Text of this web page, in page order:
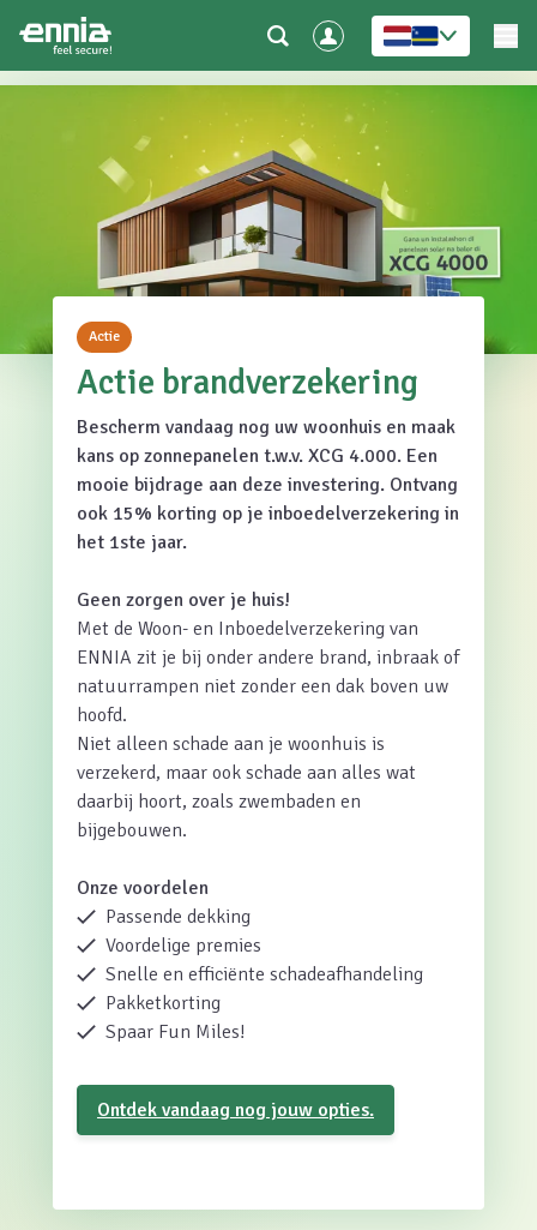
Actie
Actie brandverzekering
Bescherm vandaag nog uw woonhuis en maak
kans op zonnepanelen t.w.v. XCG 4.000. Een
mooie bijdrage aan deze investering. Ontvang
ook 15% korting op je inboedelverzekering in
het 1ste jaar.
Geen zorgen over je huis!
Met de Woon- en Inboedelverzekering van
ENNIA zit je bij onder andere brand, inbraak of
natuurrampen niet zonder een dak boven uw
hoofd.
Niet alleen schade aan je woonhuis is
verzekerd, maar ook schade aan alles wat
daarbij hoort, zoals zwembaden en
bijgebouwen.
Onze voordelen
Passende dekking
Voordelige premies
Snelle en efficiënte schadeafhandeling
Pakketkorting
Spaar Fun Miles!
Ontdek vandaag nog jouw opties.